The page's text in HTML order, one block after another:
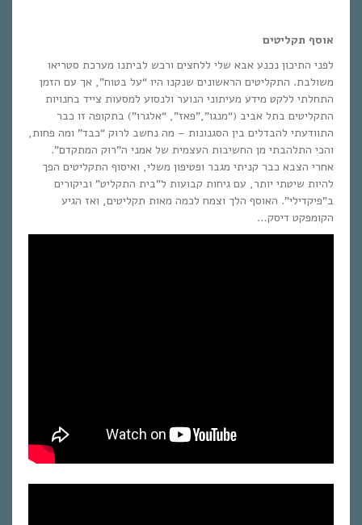
אוסף תקליטים
לפני התיכון נכנע אבא שלי ללחצים ורכש לביתנו מערכת סטריאו
משולבת. התקליטים הראשונים שנקנו היו “על בטוח”, אך עם הזמן
התחלתי ללקט מידע מעיתוני הנוער ולנסוע למסעות צייד בחנויות
התקליטים בתל אביב (“מנגו”,”פאז”, “אלגרו”) בתקופה זו כבר
התוודעתי להבדלים בין הסגנונות – מה נחשב לרוק “כבד” ומה פחות,
והכי התלהבתי מן החשיבות העצמית של אמני ה”רוק המתקדם”.
אחרי הצבא כבר קניתי מגבר ופטיפון משלי, ואיסוף התקליטים הפך
להיות שיטתי יותר, עם גיחות קבועות ל”בית התקליט” וביקורים
ב”פיקדילי”. האוסף הלך וצמח לכמה מאות תקליטים, ואז הגיע
הקומפקט דיסק…